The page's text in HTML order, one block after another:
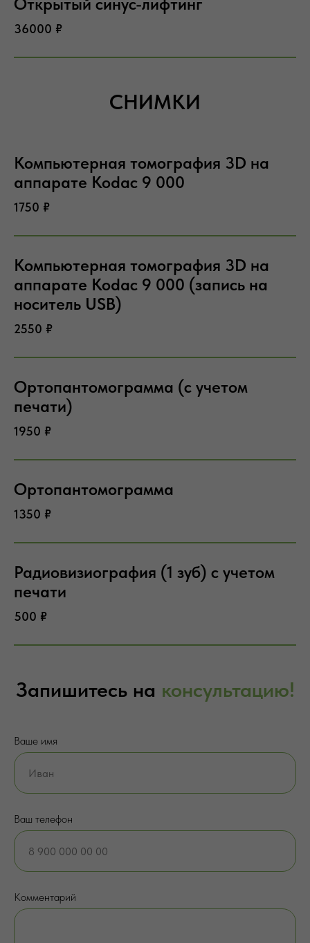
36000 ₽
СНИМКИ
Компьютерная томография 3D на
аппарате Kodac 9 000
1750 ₽
Компьютерная томография 3D на
аппарате Kodac 9 000 (запись на
носитель USB)
2550 ₽
Ортопантомограмма (с учетом
печати)
1950 ₽
Ортопантомограмма
1350 ₽
Радиовизиография (1 зуб) с учетом
печати
500 ₽
Запишитесь на консультацию!
Ваше имя
Ваш телефон
Комментарий